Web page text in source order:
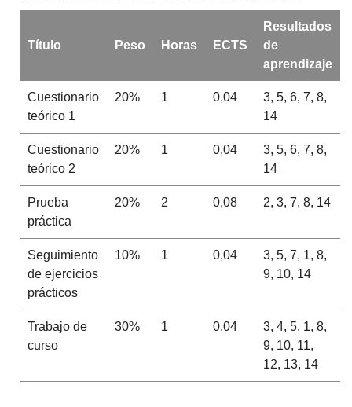
Título Peso Horas ECTS
Resultados
de
aprendizaje
Cuestionario
teórico 1
20% 1 0,04
3, 5, 6, 7, 8,
14
Cuestionario
teórico 2
20% 1 0,04
3, 5, 6, 7, 8,
14
Prueba
práctica
20% 2 0,08 2, 3, 7, 8, 14
Seguimiento
de ejercicios
prácticos
10% 1 0,04
3, 5, 7, 1, 8,
9, 10, 14
Trabajo de
curso
30% 1 0,04
3, 4, 5, 1, 8,
9, 10, 11,
12, 13, 14